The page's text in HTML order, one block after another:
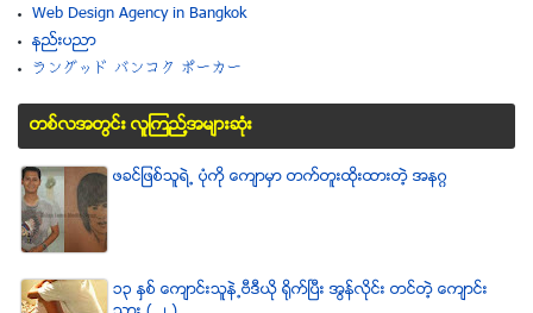
Web Design Agency in Bangkok
နည္းပညာ
ラングッド バンコク ポーカー
တစ္လအတြင္း လူၾကည္႔အမ်ားဆံုး
ဖခင္ျဖစ္သူရဲ႕ ပံုကို ေက်ာမွာ တက္တူးထိုးထားတဲ့ အနဂၢ
၁၃ ႏွစ္ ေက်ာင္းသူနဲ႕ဗီဒီယို ရိုက္ျပီး အြန္လိုင္း တင္တဲ့ ေက်ာင္း